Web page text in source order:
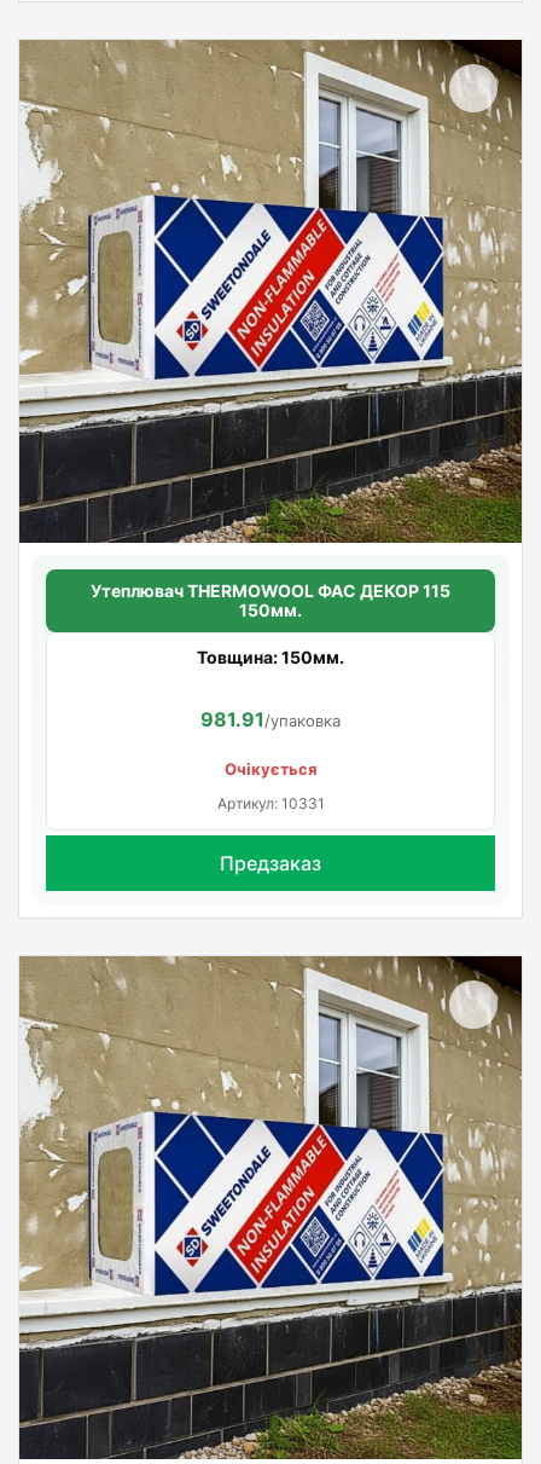
Утеплювач THERMOWOOL ФАС ДЕКОР 115
150мм.
Товщина: 150мм.
981.91/упаковка
Очікується
Артикул: 10331
Предзаказ